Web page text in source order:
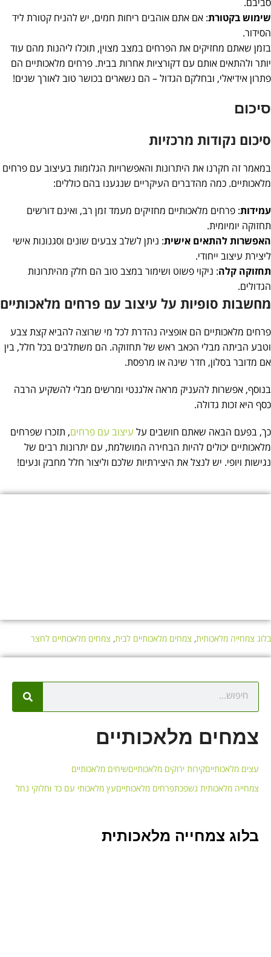
שימוש בקטורת: אם אתם אוהבים ריחות חמים, יש להניח קטורת ליד
הסידור.
בזמן שאתם מחזיקים את הפרחים במצב מצוין, תוכלו ליהנות מהם עוד
יותר ולהתאים אותם עם דקורציות אחרות בבית. פרחים מלאכותיים הם
פתרון אידיאלי, ובחלקם הגדול – הם נשארים בכושר טוב לאורך שנים!
סיכום
סיכום נקודות מרכזיות
במאמר זה חקרנו את היתרונות והאפשרויות הגלומות בעיצוב עם פרחים
מלאכותיים. כמה מהדברים העיקריים שנגענו בהם כוללים:
עמידות: פרחים מלאכותיים מחזיקים מעמד זמן רב, ואינם דורשים
תחזוקה יומיומית.
האפשרות להתאים אישית: ניתן לשלב צבעים שונים וסגנונות אישי
ליצירת עיצוב ייחודי.
תחזוקה קלה: ניקוי פשוט ושימור במצב טוב הם חלק מהיתרונות
הגדולים.
מחשבות סופיות על עיצוב עם פרחים מלאכותיים
פרחים מלאכותיים הם אופציה נהדרת לכל מי שרוצה להביא קצת צבע
וטבע הביתה מבלי הכאב ראש של תחזוקה. הם משתלבים בכל חלל, בין
אם מדובר בסלון, חדר שינה או מרפסת.
בנוסף, אפשרות להעניק מראה אלגנטי ומרשים מבלי להשקיע הרבה
כסף היא זכות גדולה.
כך, בפעם הבאה שאתם חושבים על עיצוב עם פרחים, תזכרו שפרחים
מלאכותיים יכולים להיות הבחירה המושלמת, עם יתרונות רבים של
נגישות ויופי. יש לנצל את היצירתיות שלכם וליצור חלל מחבק ונעים!
בלוג צמחייה מלאכותית, צמחים מלאכותיים לבית, צמחים מלאכותיים לחצר
צמחים מלאכותיים
עצים מלאכותייםקירות ירוקים מלאכותייםשיחים מלאכותיים
צמחייה מלאכותית נשפכתפרחים מלאכותייםעץ מלאכותי עם כד וחלוקי נחל
בלוג צמחייה מלאכותית